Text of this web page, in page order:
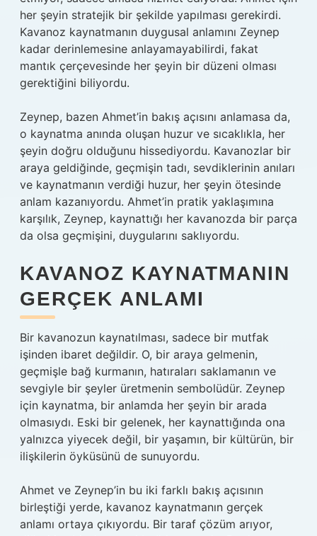
her şeyin stratejik bir şekilde yapılması gerekirdi.
Kavanoz kaynatmanın duygusal anlamını Zeynep
kadar derinlemesine anlayamayabilirdi, fakat
mantık çerçevesinde her şeyin bir düzeni olması
gerektiğini biliyordu.
Zeynep, bazen Ahmet’in bakış açısını anlamasa da,
o kaynatma anında oluşan huzur ve sıcaklıkla, her
şeyin doğru olduğunu hissediyordu. Kavanozlar bir
araya geldiğinde, geçmişin tadı, sevdiklerinin anıları
ve kaynatmanın verdiği huzur, her şeyin ötesinde
anlam kazanıyordu. Ahmet’in pratik yaklaşımına
karşılık, Zeynep, kaynattığı her kavanozda bir parça
da olsa geçmişini, duygularını saklıyordu.
KAVANOZ KAYNATMANIN
GERÇEK ANLAMI
Bir kavanozun kaynatılması, sadece bir mutfak
işinden ibaret değildir. O, bir araya gelmenin,
geçmişle bağ kurmanın, hatıraları saklamanın ve
sevgiyle bir şeyler üretmenin sembolüdür. Zeynep
için kaynatma, bir anlamda her şeyin bir arada
olmasıydı. Eski bir gelenek, her kaynattığında ona
yalnızca yiyecek değil, bir yaşamın, bir kültürün, bir
ilişkilerin öyküsünü de sunuyordu.
Ahmet ve Zeynep’in bu iki farklı bakış açısının
birleştiği yerde, kavanoz kaynatmanın gerçek
anlamı ortaya çıkıyordu. Bir taraf çözüm arıyor,